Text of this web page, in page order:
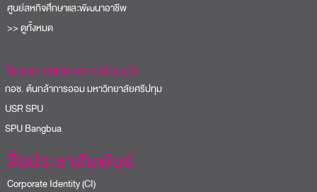
ศูนย์สหกิจศึกษาและพัฒนาอาชีพ
>> ดูทั้งหมด
โครงการและความร่วมมือ
ช. ต้นกล้าการออม มหาวิทยาลัยศรีปทุม
SPU
Bangbua
สื่อประชาสัมพันธ์
Corporate Identity (CI)